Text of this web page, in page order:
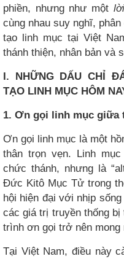
phiền, nhưng như một
cùng nhau suy nghĩ,
tạo linh mục tại Việt
thánh thiện, nhân bản và
I. NHỮNG DẤU CHỈ
TẠO LINH MỤC HÔM
1. Ơn gọi linh mục giữa
Ơn gọi linh mục là một
thân trọn vẹn. Linh
chức thánh, nhưng là
Đức Kitô Mục Tử trong
hội hiện đại với nhịp
các giá trị truyền thống
trình ơn gọi trở nên mong
Tại Việt Nam, điều này